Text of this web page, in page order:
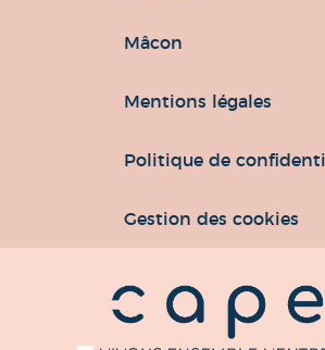
Mâcon
Mentions légales
Politique de
Gestion des cookies